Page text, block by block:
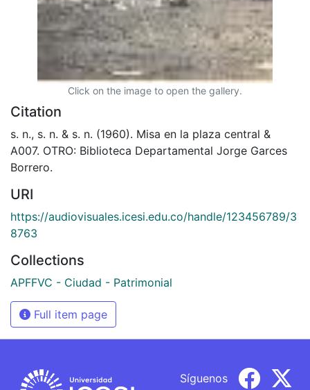
Click on the image to open the gallery.
Citation
s. n., s. n. & s. n. (1960). Misa en la plaza central &
A007. OTRO: Biblioteca Departamental Jorge Garces
Borrero.
URI
https://audiovisuales.icesi.edu.co/handle/123456789/3
8763
Collections
APFFVC - Ciudad - Patrimonial
Full item page
Síguenos